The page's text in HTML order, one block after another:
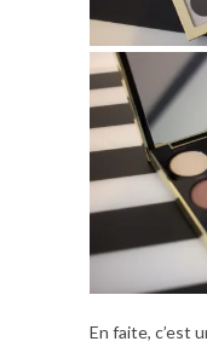
En faite, c’est